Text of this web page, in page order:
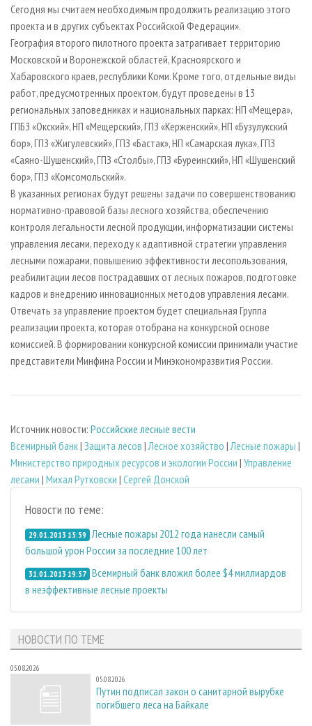
Сегодня мы считаем необходимым продолжить реализацию этого
проекта и в других субъектах Российской Федерации».
География второго пилотного проекта затрагивает территорию
Московской и Воронежской областей, Красноярского и
Хабаровского краев, республики Коми. Кроме того, отдельные виды
работ, предусмотренных проектом, будут проведены в 13
региональных заповедниках и национальных парках: НП «Мещера»,
ГПБЗ «Окский», НП «Мещерский», ГПЗ «Керженский», НП «Бузулукский
бор», ГПЗ «Жигулевский», ГПЗ «Бастак», НП «Самарская лука», ГПЗ
«Саяно-Шушенский», ГПЗ «Столбы», ГПЗ «Буреинский», НП «Шушенский
бор», ГПЗ «Комсомольский».
В указанных регионах будут решены задачи по совершенствованию
нормативно-правовой базы лесного хозяйства, обеспечению
контроля легальности лесной продукции, информатизации системы
управления лесами, переходу к адаптивной стратегии управления
лесными пожарами, повышению эффективности лесопользования,
реабилитации лесов пострадавших от лесных пожаров, подготовке
кадров и внедрению инновационных методов управления лесами.
Отвечать за управление проектом будет специальная Группа
реализации проекта, которая отобрана на конкурсной основе
комиссией. В формировании конкурсной комиссии принимали участие
представители Минфина России и Минэкономразвития России.
Источник новости: Российские лесные вести
Всемирный банк| Защита лесов |Лесное хозяйство |Лесные пожары |
Министерство природных ресурсов и экологии России | Управление
лесами | Михал Рутковски | Сергей Донской
Новости по теме:
29.01.2013 15:59 Лесные пожары 2012 года нанесли самый
большой урон России за последние 100 лет
31.01.2013 19:57 Всемирный банк вложил более $4 миллиардов
в неэффективные лесные проекты
НОВОСТИ ПО ТЕМЕ
05.08.2026
05.08.2026
Путин подписал закон о санитарной вырубке
погибшего леса на Байкале